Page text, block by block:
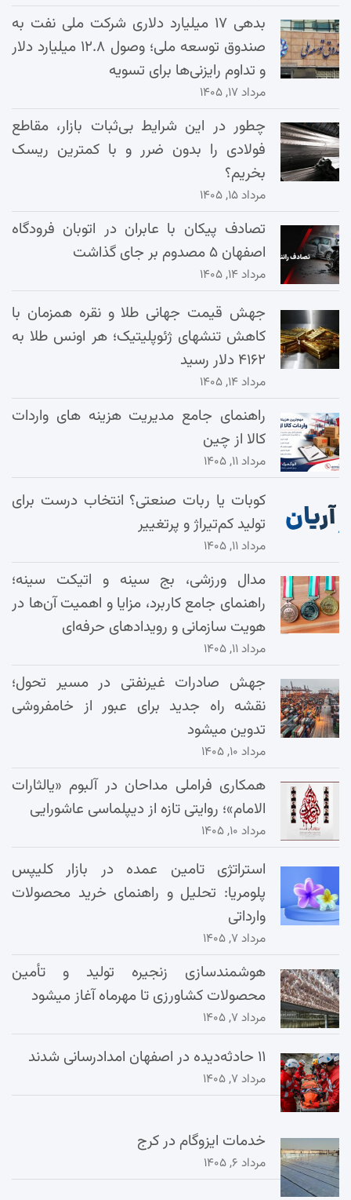
بدهی ۱۷ میلیارد دلاری شرکت ملی نفت به
صندوق توسعه ملی؛ وصول ۱۲.۸ میلیارد دلار
و تداوم رایزنی‌ها برای تسویه
مرداد ۱۷, ۱۴۰۵
چطور در این شرایط بی‌ثبات بازار، مقاطع
فولادی را بدون ضرر و با کمترین ریسک
بخریم؟
مرداد ۱۵, ۱۴۰۵
تصادف پیکان با عابران در اتوبان فرودگاه
اصفهان ۵ مصدوم بر جای گذاشت
مرداد ۱۴, ۱۴۰۵
جهش قیمت جهانی طلا و نقره همزمان با
کاهش تنشهای ژئوپلیتیک؛ هر اونس طلا به
۴۱۶۲ دلار رسید
مرداد ۱۴, ۱۴۰۵
راهنمای جامع مدیریت هزینه‌ های واردات
کالا از چین
مرداد ۱۱, ۱۴۰۵
کوبات یا ربات صنعتی؟ انتخاب درست برای
تولید کم‌تیراژ و پرتغییر
مرداد ۱۱, ۱۴۰۵
مدال ورزشی، بج سینه و اتیکت سینه؛
راهنمای جامع کاربرد، مزایا و اهمیت آن‌ها در
هویت سازمانی و رویدادهای حرفه‌ای
مرداد ۱۱, ۱۴۰۵
جهش صادرات غیرنفتی در مسیر تحول؛
نقشه راه جدید برای عبور از خامفروشی
تدوین میشود
مرداد ۱۰, ۱۴۰۵
همکاری فراملی مداحان در آلبوم «یالثارات
الامام»؛ روایتی تازه از دیپلماسی عاشورایی
مرداد ۱۰, ۱۴۰۵
استراتژی تامین عمده در بازار کلیپس
پلومریا: تحلیل و راهنمای خرید محصولات
وارداتی
مرداد ۷, ۱۴۰۵
هوشمندسازی زنجیره تولید و تأمین
محصولات کشاورزی تا مهرماه آغاز میشود
مرداد ۷, ۱۴۰۵
۱۱ حادثه‌دیده در اصفهان امدادرسانی شدند
مرداد ۷, ۱۴۰۵
خدمات ایزوگام در کرج
مرداد ۶, ۱۴۰۵